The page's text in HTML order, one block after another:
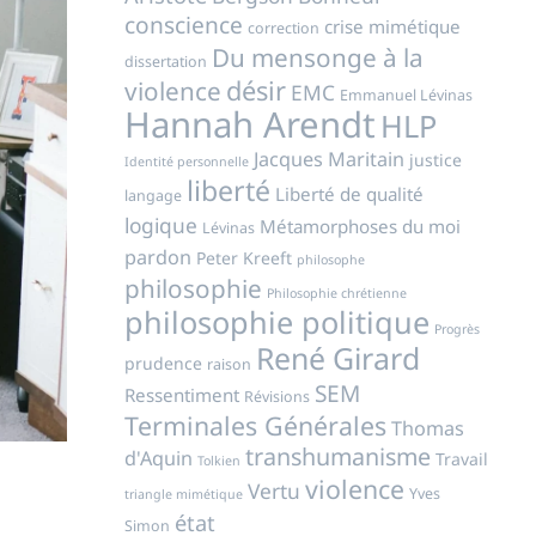
conscience correction crise mimétique
dissertation Du mensonge à la
violence désir EMC Emmanuel Lévinas
Hannah Arendt HLP
Identité personnelle Jacques Maritain justice
langage liberté Liberté de qualité
logique Lévinas Métamorphoses du moi
pardon Peter Kreeft philosophe
philosophie Philosophie chrétienne
philosophie politique Progrès
prudence raison René Girard
Ressentiment Révisions SEM
Terminales Générales Thomas
d'Aquin Tolkien transhumanisme Travail
triangle mimétique Vertu violence Yves
Simon état